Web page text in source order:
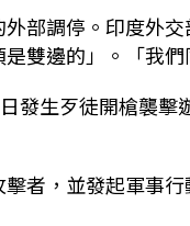
部調停。印度外
雙邊的」。「我
日發生歹徒開槍襲擊
者，並發起軍事